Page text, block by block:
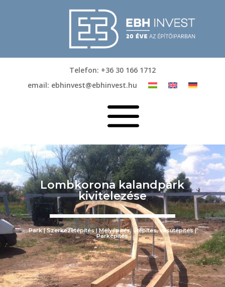
Telefon: +36 30 166 1712
email: ebhinvest@ebhinvest.hu
a
Lombkorona kalandpark
kivitelezése
Park | Szerkezetépítés | Mélyépítés, útépítés, vasútépítés |
Parképítés